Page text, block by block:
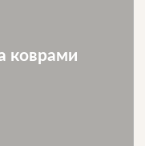
коврами